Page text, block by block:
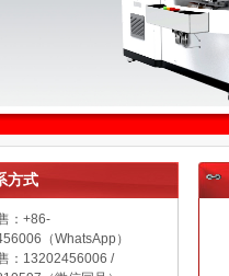
方式
：+86-
（WhatsApp）
： 13202456006 /